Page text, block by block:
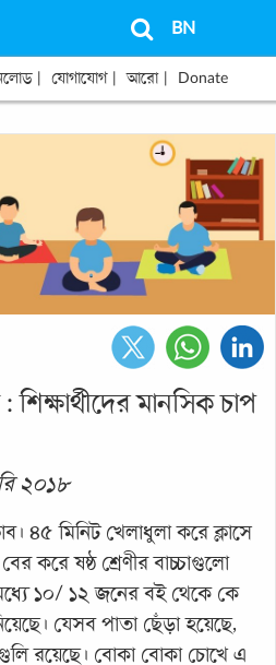
BN
যোগাযোগ আরো Donate
শিক্ষার্থীদের মানসিক চাপ
২০১৮
৪৫ মিনিট খেলাধুলা করে ক্লাসে
করে ষষ্ঠ শ্রেণীর বাচ্চাগুলো
১০/ ১২ জনের বই থেকে কে
যেসব পাতা ছেঁড়া হয়েছে,
রয়েছে। বোকা বোকা চোখে এ